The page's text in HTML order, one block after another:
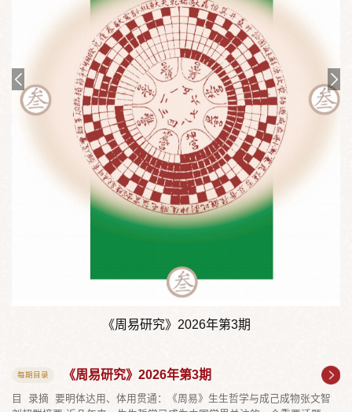
《周易研究》2026年第3期
每期目录 《周易研究》2026年第3期
目 录摘 要明体达用、体用贯通：《周易》生生哲学与成己成物张文智